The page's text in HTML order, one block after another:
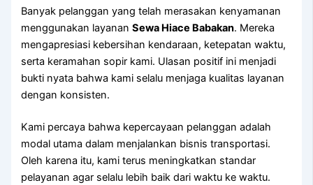
Banyak pelanggan yang telah merasakan kenyamanan
menggunakan layananSewa Hiace Babakan. Mereka
mengapresiasi kebersihan kendaraan, ketepatan waktu,
serta keramahan sopir kami. Ulasan positif ini menjadi
bukti nyata bahwa kami selalu menjaga kualitas layanan
dengan konsisten.
Kami percaya bahwa kepercayaan pelanggan adalah
modal utama dalam menjalankan bisnis transportasi.
Oleh karena itu, kami terus meningkatkan standar
pelayanan agar selalu lebih baik dari waktu ke waktu.